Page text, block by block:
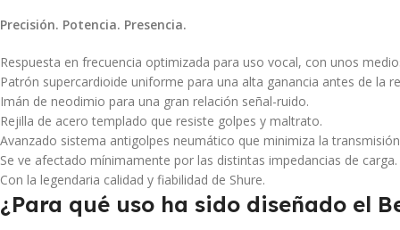
Precisión. Potencia. Presencia.
Respuesta en frecuencia optimizada para uso vocal, con unos
Patrón supercardioide uniforme para una alta ganancia antes de la
Imán de neodimio para una gran relación señal-ruido.
Rejilla de acero templado que resiste golpes y maltrato.
Avanzado sistema antigolpes neumático que minimiza la
Se ve afectado mínimamente por las distintas impedancias de carga.
Con la legendaria calidad y fiabilidad de Shure.
¿Para qué uso ha sido diseñado el